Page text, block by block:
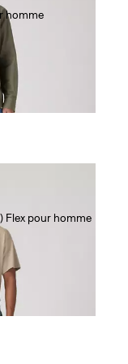
homme
Flex pour homme